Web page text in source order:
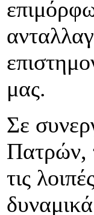
μας.
Σε
Πατρών,
τις